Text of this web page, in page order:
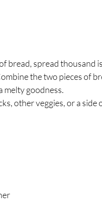
bread, spread thousand
the two pieces of
melty goodness.
other veggies, or a side